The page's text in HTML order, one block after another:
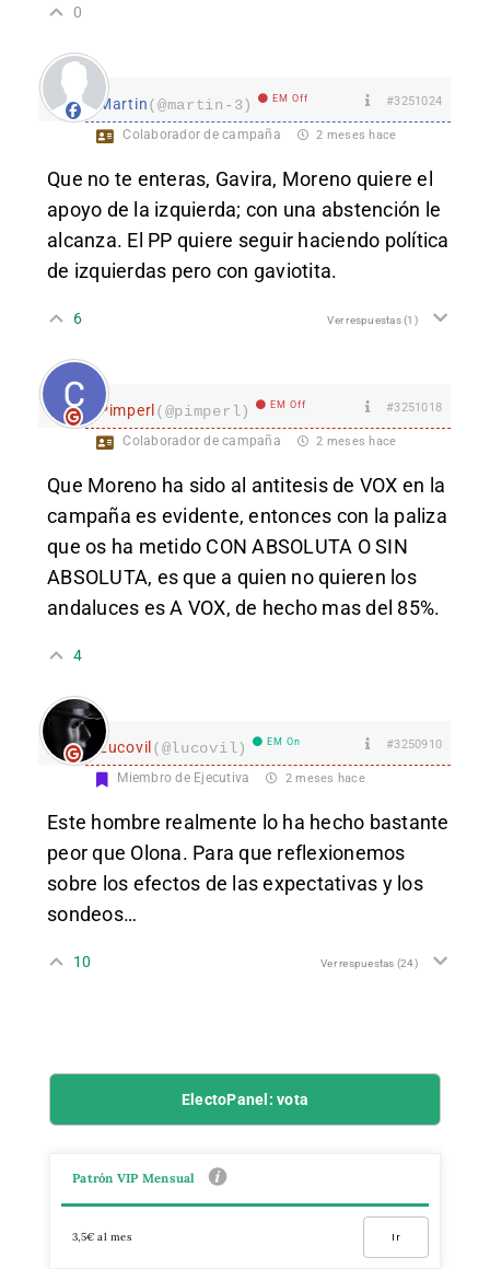
0
Martin(@martin-3) EM Off #3251024
Colaborador de campaña 2 meses hace
Que no te enteras, Gavira, Moreno quiere el
apoyo de la izquierda; con una abstención le
alcanza. El PP quiere seguir haciendo política
de izquierdas pero con gaviotita.
6 Ver respuestas(1)
Pimperl(@pimperl) EM Off #3251018
Colaborador de campaña 2 meses hace
Que Moreno ha sido al antitesis de VOX en la
campaña es evidente, entonces con la paliza
que os ha metido CON ABSOLUTA O SIN
ABSOLUTA, es que a quien no quieren los
andaluces es A VOX, de hecho mas del 85%.
4
Lucovil(@lucovil) EM On #3250910
Miembro de Ejecutiva 2 meses hace
Este hombre realmente lo ha hecho bastante
peor que Olona. Para que reflexionemos
sobre los efectos de las expectativas y los
sondeos…
10 Ver respuestas (24)
ElectoPanel: vota
Patrón VIP Mensual
3,5€ al mes Ir